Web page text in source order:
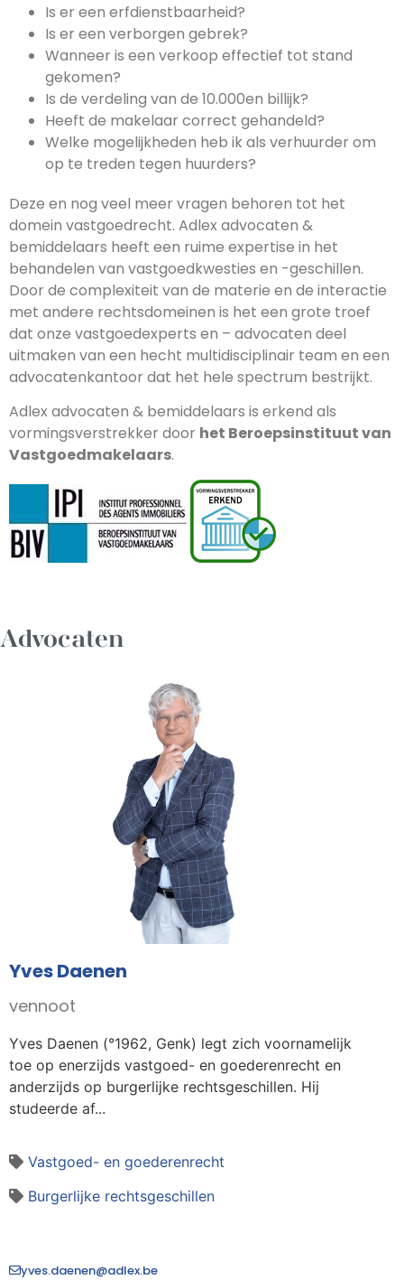
Is er een erfdienstbaarheid?
Is er een verborgen gebrek?
Wanneer is een verkoop effectief tot stand
gekomen?
Is de verdeling van de 10.000en billijk?
Heeft de makelaar correct gehandeld?
Welke mogelijkheden heb ik als verhuurder om
op te treden tegen huurders?
Deze en nog veel meer vragen behoren tot het
domein vastgoedrecht. Adlex advocaten &
bemiddelaars heeft een ruime expertise in het
behandelen van vastgoedkwesties en -geschillen.
Door de complexiteit van de materie en de interactie
met andere rechtsdomeinen is het een grote troef
dat onze vastgoedexperts en – advocaten deel
uitmaken van een hecht multidisciplinair team en een
advocatenkantoor dat het hele spectrum bestrijkt.
Adlex advocaten & bemiddelaars is erkend als
vormingsverstrekker door het Beroepsinstituut van
Vastgoedmakelaars.
Advocaten
Yves Daenen
vennoot
Yves Daenen (°1962, Genk) legt zich voornamelijk
toe op enerzijds vastgoed- en goederenrecht en
anderzijds op burgerlijke rechtsgeschillen. Hij
studeerde af...
Vastgoed- en goederenrecht
Burgerlijke rechtsgeschillen
yves.daenen@adlex.be